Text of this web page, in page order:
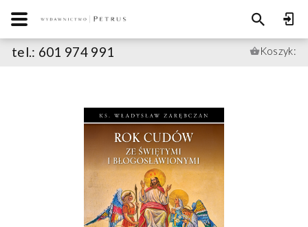
tel.: 601 974 991 Koszyk: